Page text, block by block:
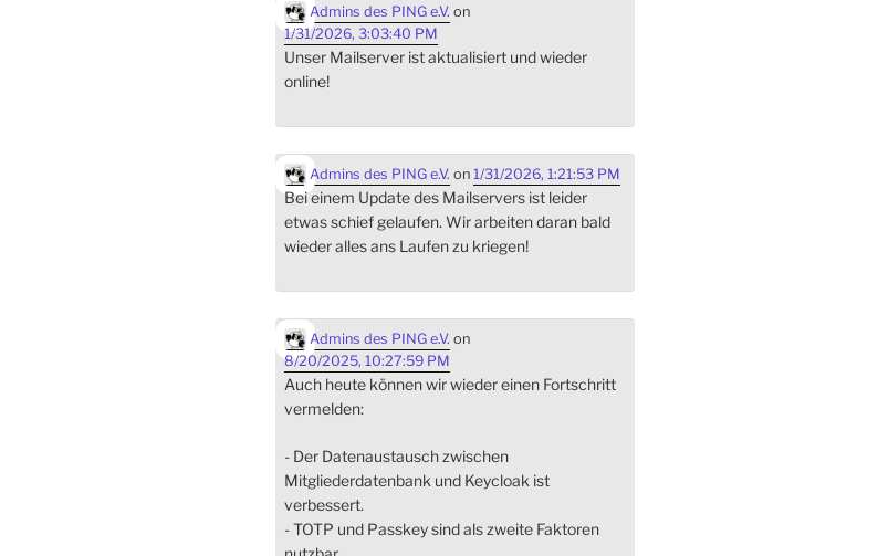
Admins des PING e.V. on
1/31/2026, 3:03:40 PM
Unser Mailserver ist aktualisiert und wieder
online!
Admins des PING e.V. on 1/31/2026, 1:21:53 PM
Bei einem Update des Mailservers ist leider
etwas schief gelaufen. Wir arbeiten daran bald
wieder alles ans Laufen zu kriegen!
Admins des PING e.V. on
8/20/2025, 10:27:59 PM
Auch heute können wir wieder einen Fortschritt
vermelden:
- Der Datenaustausch zwischen
Mitgliederdatenbank und Keycloak ist
verbessert.
- TOTP und Passkey sind als zweite Faktoren